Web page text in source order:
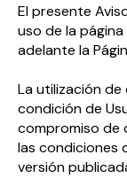
El presente
uso de la página
adelante la
La utilización
condición de
compromiso de
las condiciones
versión